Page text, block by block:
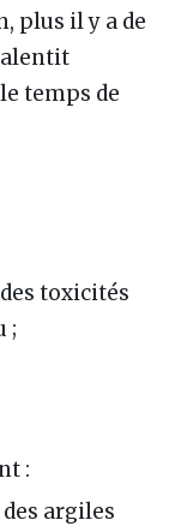
plus il y a de
temps de
toxicités
;
:
argiles